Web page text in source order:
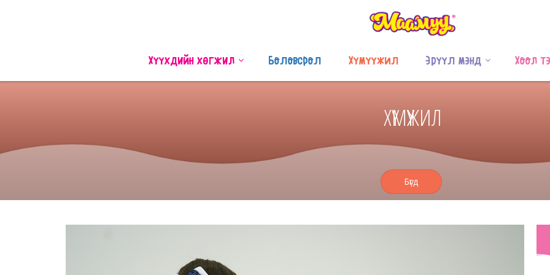
Хүүхдийн хөгжил Боловсрол Хүмүүжил Эрүүл мэнд Хоол
ХҮМҮҮЖИЛ
Бүгд